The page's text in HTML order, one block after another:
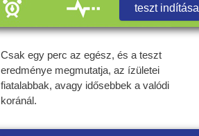
teszt indítása
Csak egy perc az egész, és a teszt
eredménye megmutatja, az ízületei
fiatalabbak, avagy idősebbek a valódi
koránál.